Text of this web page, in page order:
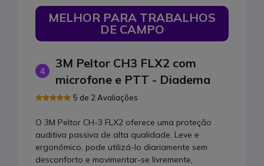
MELHOR PARA TRABALHOS
DE CAMPO
4
3M Peltor CH3 FLX2 com
microfone e PTT - Diadema
5 de 2 Avaliações
O 3M Peltor CH-3 FLX2 oferece uma proteção
auditiva passiva de alta qualidade. Leve e
ergonómico, pode utilizá-lo diariamente sem
desconforto e movimentar-se livremente,